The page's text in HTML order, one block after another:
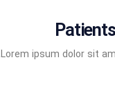
Lorem ipsum dolor sit